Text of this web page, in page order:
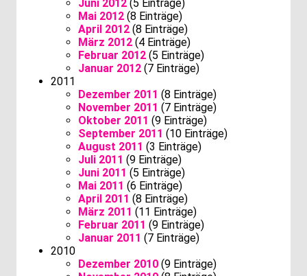
Juni 2012 (5 Einträge)
Mai 2012 (8 Einträge)
April 2012 (8 Einträge)
März 2012 (4 Einträge)
Februar 2012 (5 Einträge)
Januar 2012 (7 Einträge)
2011
Dezember 2011 (8 Einträge)
November 2011 (7 Einträge)
Oktober 2011 (9 Einträge)
September 2011 (10 Einträge)
August 2011 (3 Einträge)
Juli 2011 (9 Einträge)
Juni 2011 (5 Einträge)
Mai 2011 (6 Einträge)
April 2011 (8 Einträge)
März 2011 (11 Einträge)
Februar 2011 (9 Einträge)
Januar 2011 (7 Einträge)
2010
Dezember 2010 (9 Einträge)